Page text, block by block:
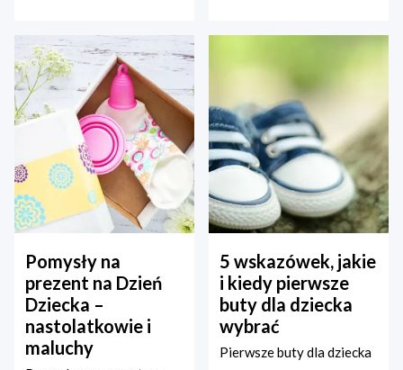
Pomysły na
prezent na Dzień
Dziecka –
nastolatkowie i
maluchy
5 wskazówek, jakie
i kiedy pierwsze
buty dla dziecka
wybrać
Pierwsze buty dla dziecka